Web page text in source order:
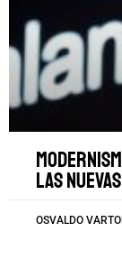
las
OSVALDO